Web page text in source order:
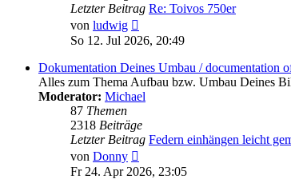
Letzter Beitrag Re: Toivos 750er
von ludwig
Beitrag
So 12. Jul 2026, 20:49
Dokumentation Deines Umbau / documentation
Alles zum Thema Aufbau bzw. Umbau Deines
Moderator: Michael
87 Themen
2318 Beiträge
Letzter Beitrag Federn einhängen leicht
von Donny
Beitrag
Fr 24. Apr 2026, 23:05